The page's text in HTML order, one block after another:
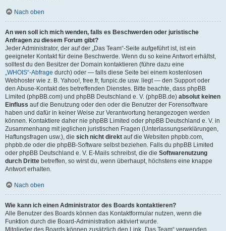
Nach oben
An wen soll ich mich wenden, falls es Beschwerden oder juristische
Anfragen zu diesem Forum gibt?
Jeder Administrator, der auf der „Das Team“-Seite aufgeführt ist, ist ein
geeigneter Kontakt für deine Beschwerde. Wenn du so keine Antwort erhältst,
solltest du den Besitzer der Domain kontaktieren (führe dazu eine
„WHOIS“-Abfrage durch) oder — falls diese Seite bei einem kostenlosen
Webhoster wie z. B. Yahoo!, free.fr, funpic.de usw. liegt — den Support oder
den Abuse-Kontakt des betreffenden Dienstes. Bitte beachte, dass phpBB
Limited (phpBB.com) und phpBB Deutschland e. V. (phpBB.de) absolut keinen
Einfluss auf die Benutzung oder den oder die Benutzer der Forensoftware
haben und dafür in keiner Weise zur Verantwortung herangezogen werden
können. Kontaktiere daher nie phpBB Limited oder phpBB Deutschland e. V. in
Zusammenhang mit jeglichen juristischen Fragen (Unterlassungserklärungen,
Haftungsfragen usw.), die sich nicht direkt auf die Websiten phpbb.com,
phpbb.de oder die phpBB-Software selbst beziehen. Falls du phpBB Limited
oder phpBB Deutschland e. V. E-Mails schreibst, die die Softwarenutzung
durch Dritte betreffen, so wirst du, wenn überhaupt, höchstens eine knappe
Antwort erhalten.
Nach oben
Wie kann ich einen Administrator des Boards kontaktieren?
Alle Benutzer des Boards können das Kontaktformular nutzen, wenn die
Funktion durch die Board-Administration aktiviert wurde.
Mitglieder des Boards können zusätzlich den Link „Das Team“ verwenden.